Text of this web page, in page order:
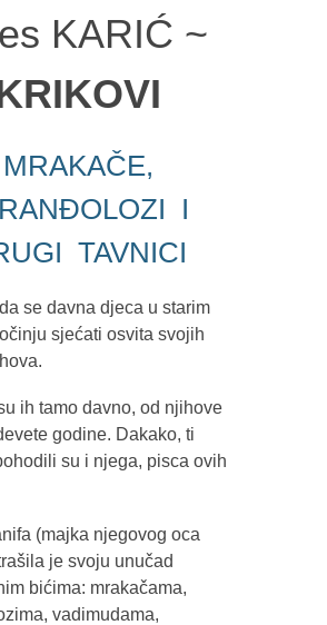
KARIĆ ~
MRAKAČE,
I
TAVNICI
se davna djeca u starim
sjećati osvita svojih
ih tamo davno, od njihove
godine. Dakako, ti
su i njega, pisca ovih
(majka njegovog oca
je svoju unučad
bićima: mrakačama,
vadimudama,